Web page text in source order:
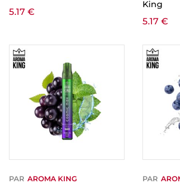
5.17 €
King
5.17 €
PAR AROMA KING PAR